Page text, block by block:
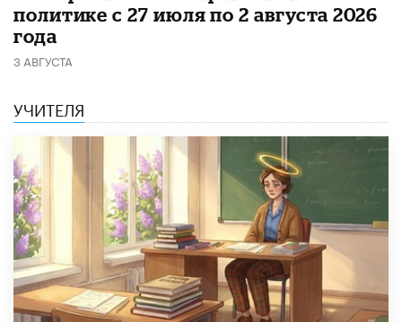
политике с 27 июля по 2 августа 2026
года
3 АВГУСТА
УЧИТЕЛЯ